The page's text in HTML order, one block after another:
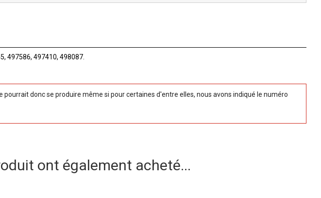
497586, 497410, 498087.
donc se produire même si pour certaines d'entre elles, nous avons indiqué le numéro
ont également acheté...